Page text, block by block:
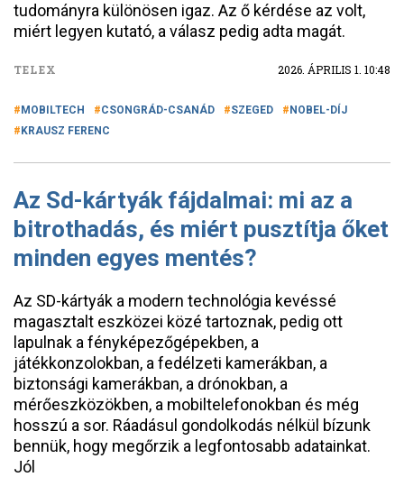
tudományra különösen igaz. Az ő kérdése az volt,
miért legyen kutató, a válasz pedig adta magát.
TELEX 2026. ÁPRILIS 1. 10:48
MOBILTECH CSONGRÁD-CSANÁD SZEGED
NOBEL-DÍJ
KRAUSZ FERENC
Az Sd-kártyák fájdalmai: mi az a
bitrothadás, és miért pusztítja őket
minden egyes mentés?
Az SD-kártyák a modern technológia kevéssé
magasztalt eszközei közé tartoznak, pedig ott
lapulnak a fényképezőgépekben, a
játékkonzolokban, a fedélzeti kamerákban, a
biztonsági kamerákban, a drónokban, a
mérőeszközökben, a mobiltelefonokban és még
hosszú a sor. Ráadásul gondolkodás nélkül bízunk
bennük, hogy megőrzik a legfontosabb adatainkat.
Jól